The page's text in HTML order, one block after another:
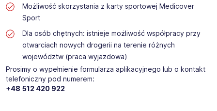
Możliwość skorzystania z karty sportowej Medicover
Sport
Dla osób chętnych: istnieje możliwość współpracy przy
otwarciach nowych drogerii na terenie różnych
województw (praca wyjazdowa)
Prosimy o wypełnienie formularza aplikacyjnego lub o kontakt
telefoniczny pod numerem:
+48 512 420 922​